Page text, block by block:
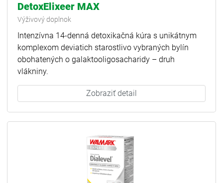
DetoxElixeer MAX
Výživový doplnok
Intenzívna 14-denná detoxikačná kúra s unikátnym
komplexom deviatich starostlivo vybraných bylín
obohatených o galaktooligosacharidy – druh
vlákniny.
Zobraziť detail